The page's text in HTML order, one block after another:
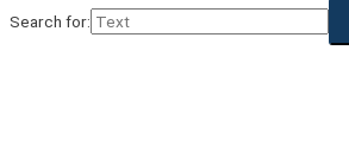
Search for: